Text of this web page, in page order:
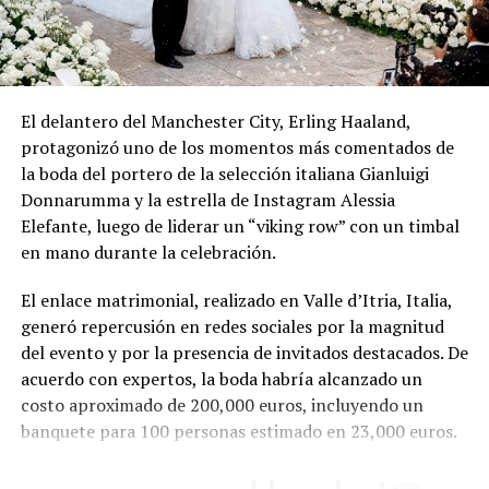
El delantero del Manchester City, Erling Haaland,
protagonizó uno de los momentos más comentados de
la boda del portero de la selección italiana Gianluigi
Donnarumma y la estrella de Instagram Alessia
Elefante, luego de liderar un “viking row” con un timbal
en mano durante la celebración.
El enlace matrimonial, realizado en Valle d’Itria, Italia,
generó repercusión en redes sociales por la magnitud
del evento y por la presencia de invitados destacados. De
acuerdo con expertos, la boda habría alcanzado un
costo aproximado de 200,000 euros, incluyendo un
banquete para 100 personas estimado en 23,000 euros.